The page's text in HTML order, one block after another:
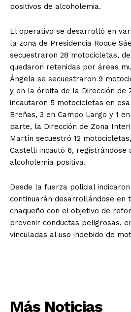
positivos de alcoholemia.
El operativo se desarrolló en
la zona de Presidencia Roque
secuestraron 28 motocicletas,
quedaron retenidas por áreas
Ángela se secuestraron 9
y en la órbita de la Dirección de
incautaron 5 motocicletas en
Breñas, 3 en Campo Largo y 1
parte, la Dirección de Zona
Martín secuestró 12
Castelli incautó 6, registrándose
alcoholemia positiva.
Desde la fuerza policial
continuarán desarrollándose en
chaqueño con el objetivo de
prevenir conductas peligrosas,
vinculadas al uso indebido de
Más Noticias